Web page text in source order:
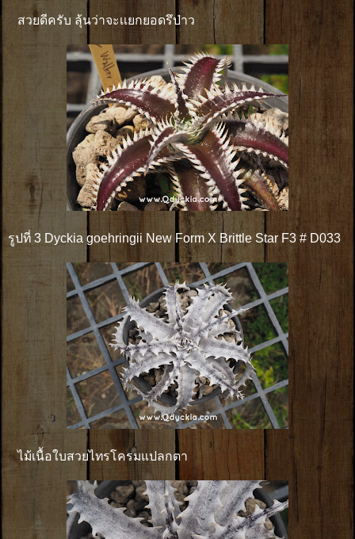
สวยดีครับ ลุ้นว่าจะเเยกยอดรึป่าว
รูปที่ 3 Dyckia goehringii New Form X Brittle Star F3 # D033
ไม้เนื้อใบสวยไทรโครมแปลกตา